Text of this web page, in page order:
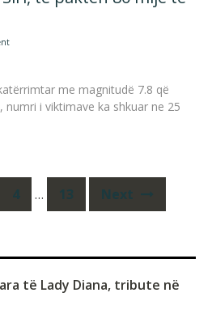
me magnitudë 7.8 që
numri i viktimave ka shkuar ne 25
4 … 13 Next
të Lady Diana, tribute në